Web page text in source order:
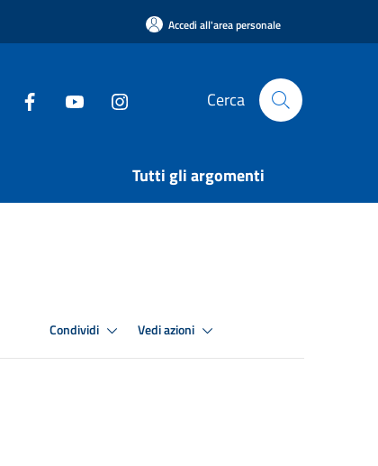
Accedi all'area personale
Cerca
Tutti gli argomenti
Condividi Vedi azioni